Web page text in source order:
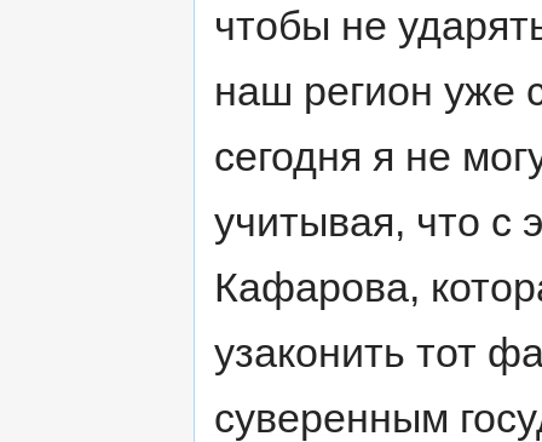
чтобы не
наш регион уже
сегодня я не
учитывая, что с
Кафарова,
узаконить тот
суверенным